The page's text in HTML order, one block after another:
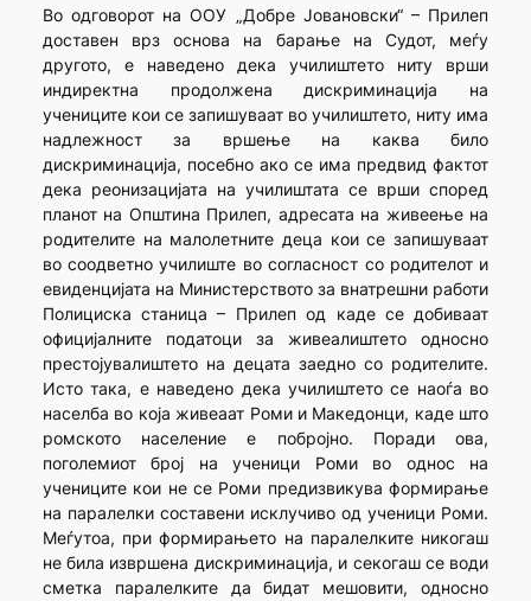
Во одговорот на ООУ „Добре Јовановски“ – Прилеп
доставен врз основа на барање на Судот, меѓу
другото, е наведено дека училиштето ниту врши
индиректна продолжена дискриминација на
учениците кои се запишуваат во училиштето, ниту има
надлежност за вршење на каква било
дискриминација, посебно ако се има предвид фактот
дека реонизацијата на училиштата се врши според
планот на Општина Прилеп, адресата на живеење на
родителите на малолетните деца кои се запишуваат
во соодветно училиште во согласност со родителот и
евиденцијата на Министерството за внатрешни работи
Полициска станица – Прилеп од каде се добиваат
официјалните податоци за живеалиштето односно
престојувалиштето на децата заедно со родителите.
Исто така, е наведено дека училиштето се наоѓа во
населба во која живеаат Роми и Македонци, каде што
ромското население е побројно. Поради ова,
поголемиот број на ученици Роми во однос на
учениците кои не се Роми предизвикува формирање
на паралелки составени исклучиво од ученици Роми.
Меѓутоа, при формирањето на паралелките никогаш
не била извршена дискриминација, и секогаш се води
сметка паралелките да бидат мешовити, односно